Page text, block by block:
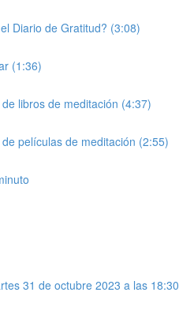
Diario de Gratitud? (3:08)
(1:36)
libros de meditación (4:37)
películas de meditación (2:55)
31 de octubre 2023 a las 18:30